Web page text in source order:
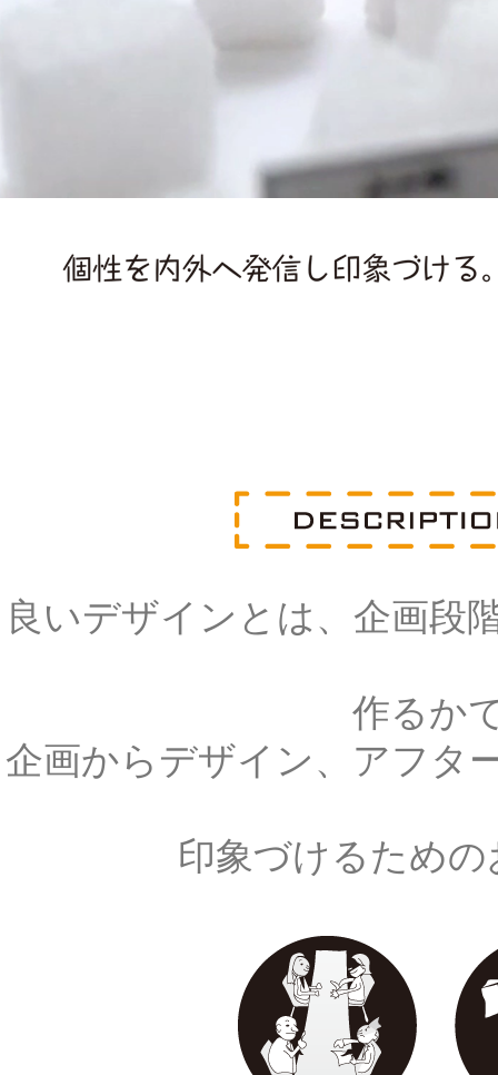
良いデザインとは、企画段
作るか
企画からデザイン、アフタ
印象づけるため